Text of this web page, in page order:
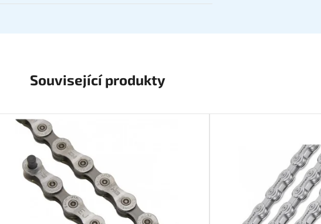
Související produkty